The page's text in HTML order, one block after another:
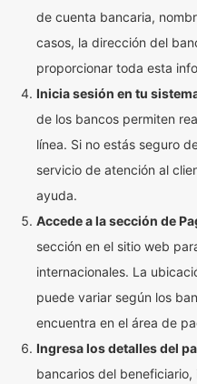
de cuenta bancaria,
casos, la dirección del
proporcionar toda esta
Inicia sesión en tu
de los bancos permiten
línea. Si no estás seguro
servicio de atención al
ayuda.
Accede a la sección de
sección en el sitio web
internacionales. La
puede variar según los
encuentra en el área de
Ingresa los detalles del
bancarios del